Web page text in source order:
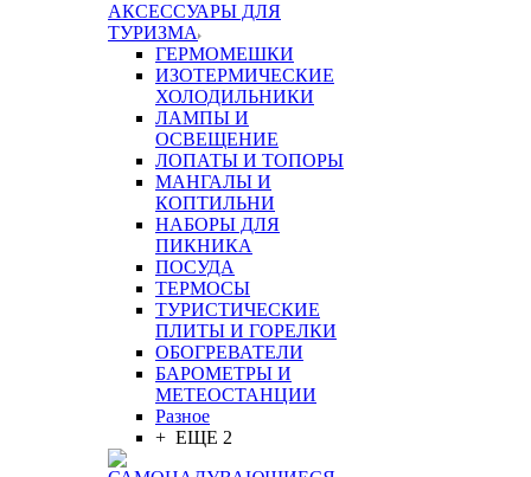
АКСЕССУАРЫ ДЛЯ
ТУРИЗМА
ГЕРМОМЕШКИ
ИЗОТЕРМИЧЕСКИЕ
ХОЛОДИЛЬНИКИ
ЛАМПЫ И
ОСВЕЩЕНИЕ
ЛОПАТЫ И ТОПОРЫ
МАНГАЛЫ И
КОПТИЛЬНИ
НАБОРЫ ДЛЯ
ПИКНИКА
ПОСУДА
ТЕРМОСЫ
ТУРИСТИЧЕСКИЕ
ПЛИТЫ И ГОРЕЛКИ
ОБОГРЕВАТЕЛИ
БАРОМЕТРЫ И
МЕТЕОСТАНЦИИ
Разное
+ ЕЩЕ 2